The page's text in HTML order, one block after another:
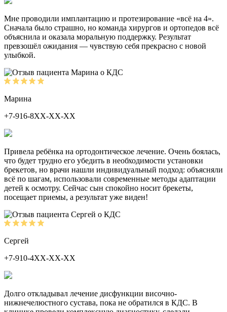
Мне проводили имплантацию и протезирование «всё на 4».
Сначала было страшно, но команда хирургов и ортопедов всё
объяснила и оказала моральную поддержку. Результат
превзошёл ожидания — чувствую себя прекрасно с новой
улыбкой.
Марина
+7-916-8ХХ-ХХ-ХХ
Привела ребёнка на ортодонтическое лечение. Очень боялась,
что будет трудно его убедить в необходимости установки
брекетов, но врачи нашли индивидуальный подход: объясняли
всё по шагам, использовали современные методы адаптации
детей к осмотру. Сейчас сын спокойно носит брекеты,
посещает приемы, а результат уже виден!
Сергей
+7-910-4ХХ-ХХ-ХХ
Долго откладывал лечение дисфункции височно-
нижнечелюстного сустава, пока не обратился в КДС. В